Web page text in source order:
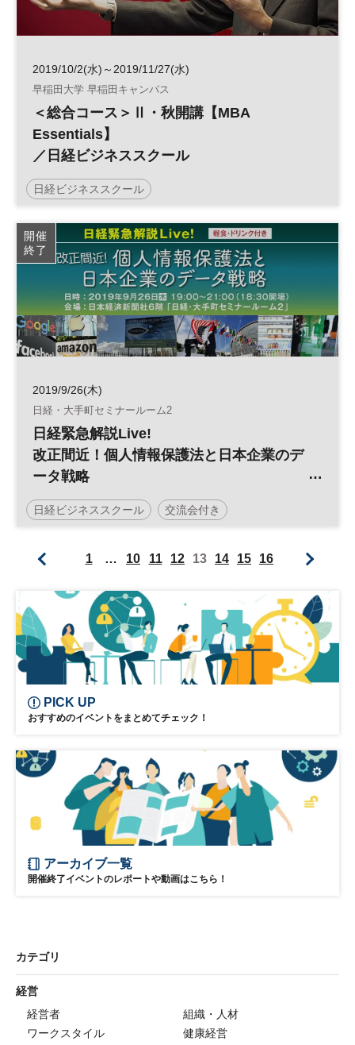
2019/10/2(水)～2019/11/27(水)
早稲田大学 早稲田キャンパス
＜総合コース＞Ⅱ・秋開講【MBA
Essentials】
／日経ビジネススクール
日経ビジネススクール
開催
終了
2019/9/26(木)
日経・大手町セミナールーム2
日経緊急解説Live!
改正間近！個人情報保護法と日本企業のデ
ータ戦略
／日経ビジネススクール
日経ビジネススクール 交流会付き
1 … 10 11 12 13 14 15 16
PICK UP
おすすめのイベントをまとめてチェック！
アーカイブ一覧
開催終了イベントのレポートや動画はこちら！
カテゴリ
経営
経営者
組織・人材
ワークスタイル
健康経営